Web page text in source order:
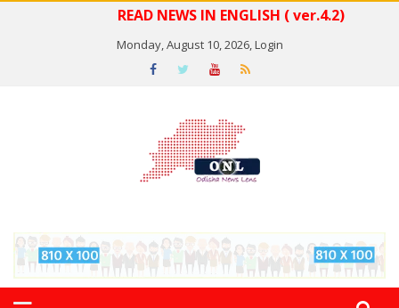
READ NEWS IN ENGLISH ( ver.4.2)
Monday, August 10, 2026,Login